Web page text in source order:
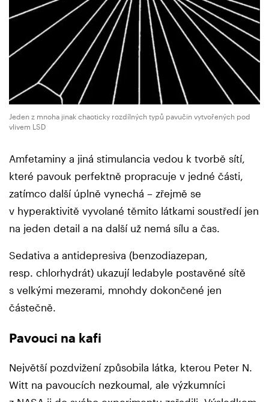
Jeden z mnoha jinak chaoticky rozdílných typů pavučin vytvořených pod
vlivem LSD
Amfetaminy a jiná stimulancia vedou k tvorbě sítí,
které pavouk perfektně propracuje v jedné části,
zatímco další úplně vynechá – zřejmě se
v hyperaktivitě vyvolané těmito látkami soustředí jen
na jeden detail a na další už nemá sílu a čas.
Sedativa a antidepresiva (benzodiazepan,
resp. chlorhydrát) ukazují ledabyle postavěné sítě
s velkými mezerami, mnohdy dokončené jen
částečně.
Pavouci na kafi
Největší pozdvižení způsobila látka, kterou Peter N.
Witt na pavoucích nezkoumal, ale výzkumníci